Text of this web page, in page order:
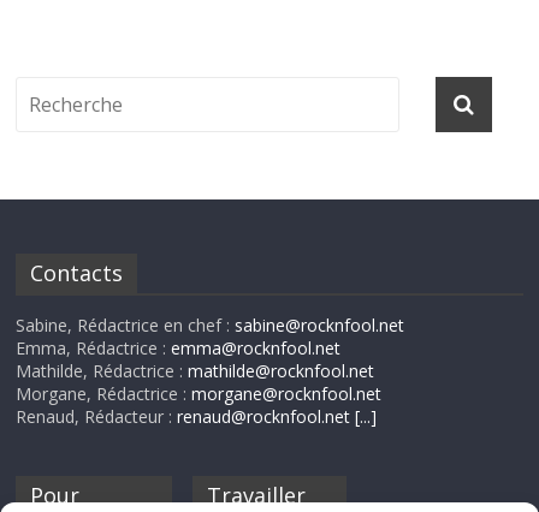
Contacts
Sabine, Rédactrice en chef : sabine@rocknfool.net
Emma, Rédactrice :emma@rocknfool.net
Mathilde, Rédactrice :mathilde@rocknfool.net
Morgane, Rédactrice :morgane@rocknfool.net
Renaud, Rédacteur :renaud@rocknfool.net [...]
Pour
Travailler